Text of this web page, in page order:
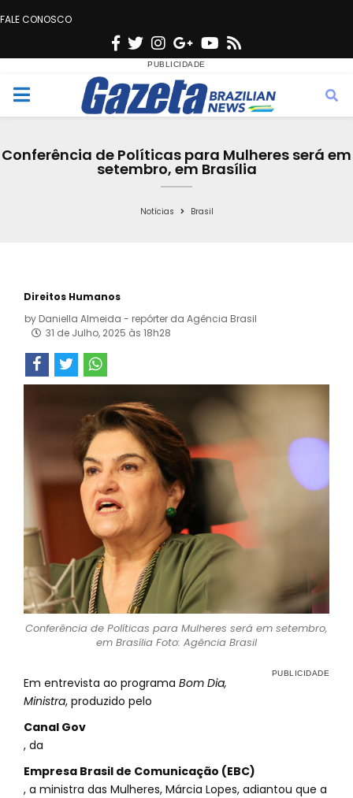
FALE CONOSCO
F
c
e
o
T
w
i
t
e
n
s
t
g
r
a
G
o
o
g
e
Y
u
t
b
s
M
Conferência de Políticas para Mulheres será em
setembro, em Brasília
Notícias Brasil
Direitos Humanos
by Daniella Almeida - repórter da Agência Brasil
31 de Julho, 2025 às 18h28
Conferência de Políticas para Mulheres será em setembro,
em Brasília Foto: Agência Brasil
Em entrevista ao programa Bom Dia,
Ministra, produzido pelo
Canal Gov
, da
Empresa Brasil de Comunicação (EBC)
, a ministra das Mulheres, Márcia Lopes, adiantou que a